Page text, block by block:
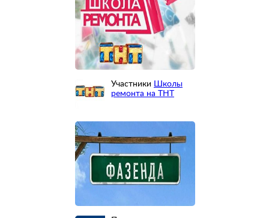
Участники
Школы
ремонта на ТНТ